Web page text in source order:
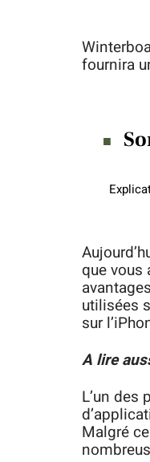
fournira
que vous
utilisées
sur
A lire
L’un des
Malgré